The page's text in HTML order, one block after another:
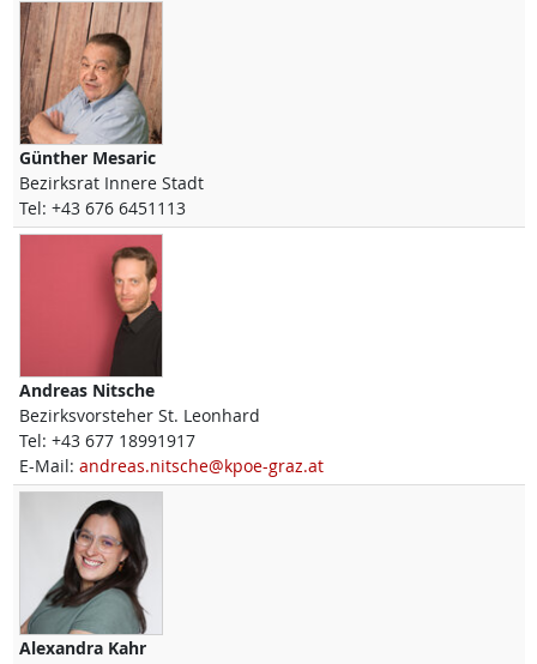
Günther Mesaric
Bezirksrat Innere Stadt
Tel: +43 676 6451113
Andreas Nitsche
Bezirksvorsteher St. Leonhard
Tel: +43 677 18991917
E-Mail: andreas.nitsche@kpoe-graz.at
Alexandra Kahr